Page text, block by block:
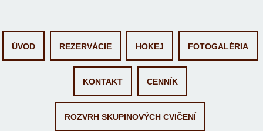
Skip to content
ÚVOD
REZERVÁCIE HOKEJ FOTOGALÉRIA
KONTAKT CENNÍK
ROZVRH SKUPINOVÝCH CVIČENÍ